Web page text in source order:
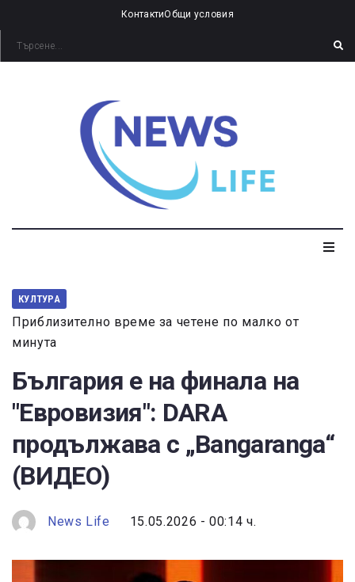
КонтактиОбщи условия
КУЛТУРА
Приблизително време за четене по малко от
минута
България е на финала на
"Евровизия": DARA
продължава с „Bangaranga“
(ВИДЕО)
News Life 15.05.2026 - 00:14 ч.